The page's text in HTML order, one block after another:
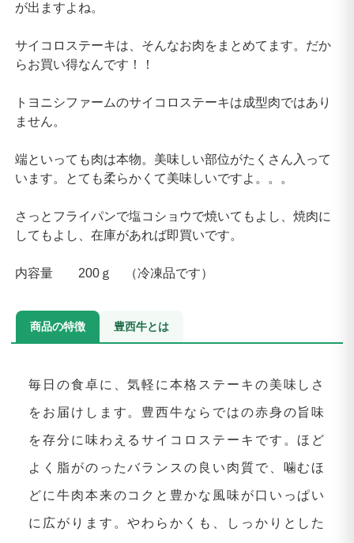
が出ますよね。
サイコロステーキは、そんなお肉をまとめてます。だか
らお買い得なんです！！
トヨニシファームのサイコロステーキは成型肉ではあり
ません。
端といっても肉は本物。美味しい部位がたくさん入って
います。とても柔らかくて美味しいですよ。。。
さっとフライパンで塩コショウで焼いてもよし、焼肉に
してもよし、在庫があれば即買いです。
内容量 200ｇ （冷凍品です）
商品の特徴 豊西牛とは
毎日の食卓に、気軽に本格ステーキの美味しさ
をお届けします。豊西牛ならではの赤身の旨味
を存分に味わえるサイコロステーキです。ほど
よく脂がのったバランスの良い肉質で、噛むほ
どに牛肉本来のコクと豊かな風味が口いっぱい
に広がります。やわらかくも、しっかりとした